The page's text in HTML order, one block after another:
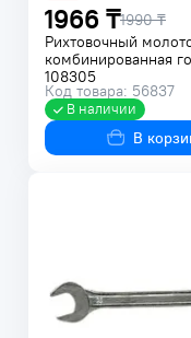
1966 ₸1990 ₸
Рихтовочный
комбинированная
108305
Код товара: 56837
В наличии
В